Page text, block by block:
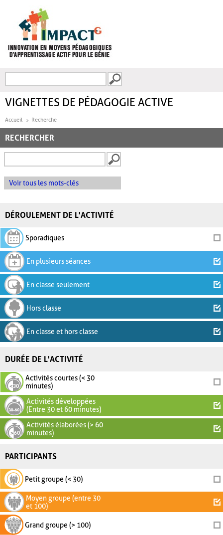
FORMULAIRE DE
VIGNETTES DE PÉDAGOGIE ACTIVE
Accueil Recherche
RECHERCHER
Voir tous les mots-clés
DÉROULEMENT DE L'ACTIVITÉ
Sporadiques
En plusieurs séances
En classe seulement
Hors classe
En classe et hors classe
DURÉE DE L'ACTIVITÉ
Activités courtes (< 30
minutes)
Activités développées
(Entre 30 et 60 minutes)
Activités élaborées (> 60
minutes)
PARTICIPANTS
Petit groupe (< 30)
Moyen groupe (entre 30
et 100)
Grand groupe (> 100)